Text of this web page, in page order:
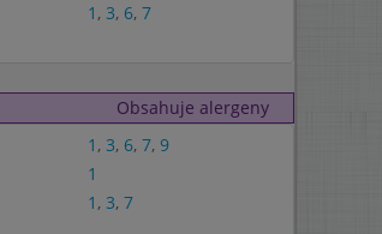
1 , 3, 6, 7
Obsahuje alergeny
1 , 3, 6, 7, 9
1
1 , 3, 7